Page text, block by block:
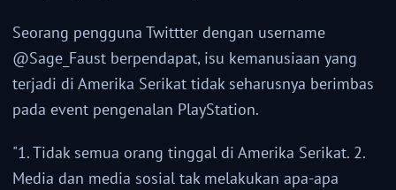
Seorang pengguna Twittter dengan username
@Sage_Faust berpendapat, isu kemanusiaan yang
terjadi di Amerika Serikat tidak seharusnya berimbas
pada event pengenalan PlayStation.
"1. Tidak semua orang tinggal di Amerika Serikat. 2.
Media dan media sosial tak melakukan apa-apa